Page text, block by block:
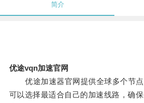
简介
优途vqn加速官网
优途加速器官网提供全球多个节点
可以选择最适合自己的加速线路，确